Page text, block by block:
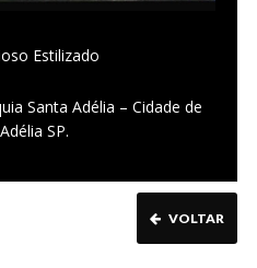
Estilizado
Santa Adélia – Cidade de
SP.
VOLTAR